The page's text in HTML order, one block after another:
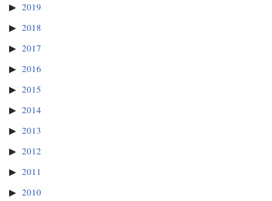
2019
2018
2017
2016
2015
2014
2013
2012
2011
2010